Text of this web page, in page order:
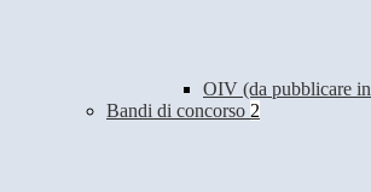
OIV (da pubblicare
Bandi di concorso 2